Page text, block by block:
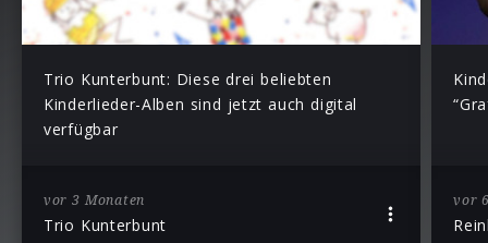
Trio Kunterbunt: Diese drei beliebten
Kinderlieder-Alben sind jetzt auch digital
verfügbar
vor 3 Monaten
Trio Kunterbunt
vor